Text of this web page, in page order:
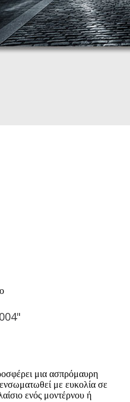
μια ασπρόμαυρη
με ευκολία σε
ενός μοντέρνου ή